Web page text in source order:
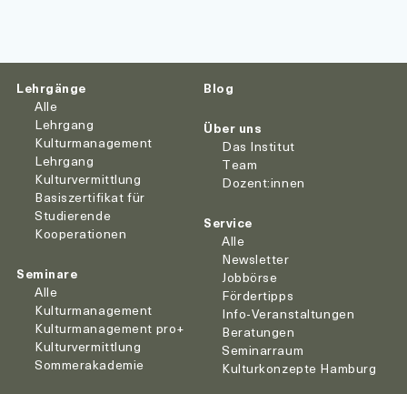
Lehrgänge
Alle
Lehrgang
Kulturmanagement
Lehrgang
Kulturvermittlung
Basiszertifikat für
Studierende
Kooperationen
Seminare
Alle
Kulturmanagement
Kulturmanagement pro+
Kulturvermittlung
Sommerakademie
Blog
Über uns
Das Institut
Team
Dozent:innen
Service
Alle
Newsletter
Jobbörse
Fördertipps
Info-Veranstaltungen
Beratungen
Seminarraum
Kulturkonzepte Hamburg